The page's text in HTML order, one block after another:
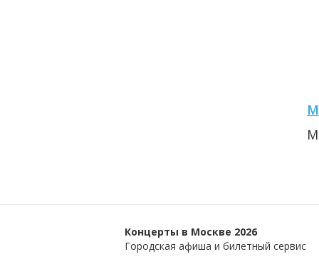
Концерты в Москве 2026
Городская афиша и билетный сервис